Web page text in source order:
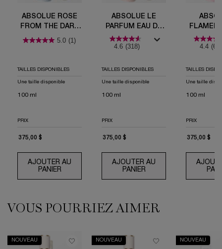
ABSOLUE ROSE
FROM THE DARK
EAU DE PARFUM
5.0 (1)
ABSOLUE LE
PARFUM EAU DE
PARFUM
4.6 (318)
FLAMED
EAU DE
4.4 (60)
TAILLES DISPONIBLES
Une taille disponible
100 ml
TAILLES DISPONIBLES
Une taille disponible
100 ml
TAILLES
Une taille
100 ml
PRIX
375,00 $
PRIX
375,00 $
PRIX
375,00 $
AJOUTER AU
PANIERABSOLUE ROSE FROM THE DARK EAU DE
AJOUTER AU
PANIERABSOLUE LE PARFUM
PDP Routine Section (default)
VOUS POURRIEZ AIMER
NOUVEAU NOUVEAU NOUVEAU